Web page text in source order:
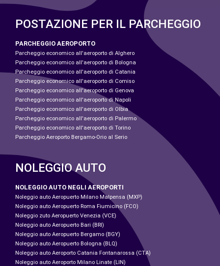
POSTAZIONE PER IL PARCHEGGIO
PARCHEGGIO AEROPORTO
Parcheggio economico all'aeroporto di Alghero
Parcheggio economico all'aeroporto di Bologna
Parcheggio economico all'aeroporto di Catania
Parcheggio economico all'aeroporto di Comiso
Parcheggio economico all'aeroporto di Genova
Parcheggio economico all'aeroporto di Napoli
Parcheggio economico all'aeroporto di Olbia
Parcheggio economico all'aeroporto di Palermo
Parcheggio economico all'aeroporto di Torino
Parcheggio Aeroporto Bergamo-Orio al Serio
NOLEGGIO AUTO
NOLEGGIO AUTO NEGLI AEROPORTI
Noleggio auto Aeropuerto Milano Malpensa (MXP)
Noleggio auto Aeropuerto Roma Fiumicino (FCO)
Noleggio zuto Aeropuerto Venezia (VCE)
Noleggio auto Aeropuerto Bari (BRI)
Noleggio auto Aeropuerto Bergamo (BGY)
Noleggio auto Aeropuerto Bologna (BLQ)
Noleggio auto Aeroporto Catania Fontanarossa (CTA)
Noleggio auto Aeroporto Milano Linate (LIN)